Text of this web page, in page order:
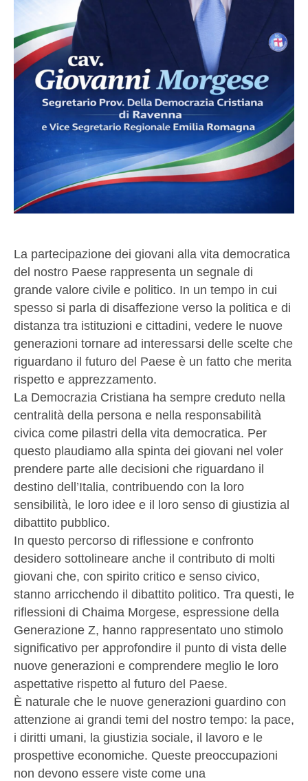
La partecipazione dei giovani alla vita democratica
del nostro Paese rappresenta un segnale di
grande valore civile e politico. In un tempo in cui
spesso si parla di disaffezione verso la politica e di
distanza tra istituzioni e cittadini, vedere le nuove
generazioni tornare ad interessarsi delle scelte che
riguardano il futuro del Paese è un fatto che merita
rispetto e apprezzamento.
La Democrazia Cristiana ha sempre creduto nella
centralità della persona e nella responsabilità
civica come pilastri della vita democratica. Per
questo plaudiamo alla spinta dei giovani nel voler
prendere parte alle decisioni che riguardano il
destino dell’Italia, contribuendo con la loro
sensibilità, le loro idee e il loro senso di giustizia al
dibattito pubblico.
In questo percorso di riflessione e confronto
desidero sottolineare anche il contributo di molti
giovani che, con spirito critico e senso civico,
stanno arricchendo il dibattito politico. Tra questi, le
riflessioni di Chaima Morgese, espressione della
Generazione Z, hanno rappresentato uno stimolo
significativo per approfondire il punto di vista delle
nuove generazioni e comprendere meglio le loro
aspettative rispetto al futuro del Paese.
È naturale che le nuove generazioni guardino con
attenzione ai grandi temi del nostro tempo: la pace,
i diritti umani, la giustizia sociale, il lavoro e le
prospettive economiche. Queste preoccupazioni
non devono essere viste come una